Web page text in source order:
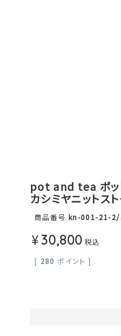
pot and tea ポッ
カシミヤニットス
商品番号 kn-001-21-2/
¥30,800 税込
[ 280 ポイント ]